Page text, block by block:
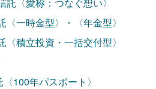
一時金型〉・〈年金型〉
積立投資・一括交付型〉
100年パスポート〉